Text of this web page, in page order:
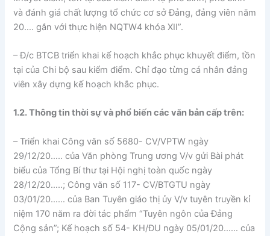
và đánh giá chất lượng tổ chức cơ sở Đảng, đảng viên năm
20…. gắn với thực hiện NQTW4 khóa XII”.
– Đ/c BTCB triển khai kế hoạch khắc phục khuyết điểm, tồn
tại của Chi bộ sau kiểm điểm. Chỉ đạo từng cá nhân đảng
viên xây dựng kế hoạch khắc phục.
1.2. Thông tin thời sự và phổ biến các văn bản cấp trên:
– Triển khai Công văn số 5680- CV/VPTW ngày
29/12/20….. của Văn phòng Trung ương V/v gửi Bài phát
biểu của Tổng Bí thư tại Hội nghị toàn quốc ngày
28/12/20…..; Công văn số 117- CV/BTGTU ngày
03/01/20…… của Ban Tuyên giáo thị ủy V/v tuyên truyền kỉ
niệm 170 năm ra đời tác phẩm “Tuyên ngôn của Đảng
Cộng sản”; Kế hoạch số 54- KH/ĐU ngày 05/01/20…… của